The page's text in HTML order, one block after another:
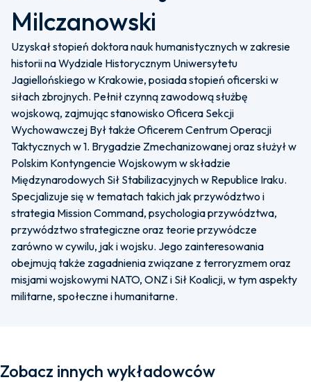
Milczanowski
Uzyskał stopień doktora nauk humanistycznych w zakresie
historii na Wydziale Historycznym Uniwersytetu
Jagiellońskiego w Krakowie, posiada stopień oficerski w
siłach zbrojnych. Pełnił czynną zawodową służbę
wojskową, zajmując stanowisko Oficera Sekcji
Wychowawczej Był także Oficerem Centrum Operacji
Taktycznych w 1. Brygadzie Zmechanizowanej oraz służył w
Polskim Kontyngencie Wojskowym w składzie
Międzynarodowych Sił Stabilizacyjnych w Republice Iraku.
Specjalizuje się w tematach takich jak przywództwo i
strategia Mission Command, psychologia przywództwa,
przywództwo strategiczne oraz teorie przywódcze
zarówno w cywilu, jak i wojsku. Jego zainteresowania
obejmują także zagadnienia związane z terroryzmem oraz
misjami wojskowymi NATO, ONZ i Sił Koalicji, w tym aspekty
militarne, społeczne i humanitarne.
Zobacz innych wykładowców